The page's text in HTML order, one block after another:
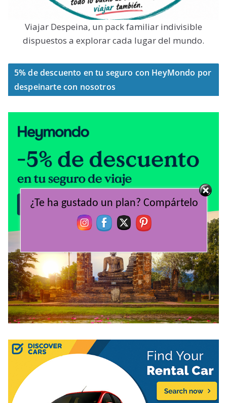
Viajar Despeina, un pack familiar indivisible
dispuestos a explorar cada lugar del mundo.
5% de descuento en tu seguro con HeyMondo por
despeinarte con nosotros
¿Te ha gustado un plan? Compártelo